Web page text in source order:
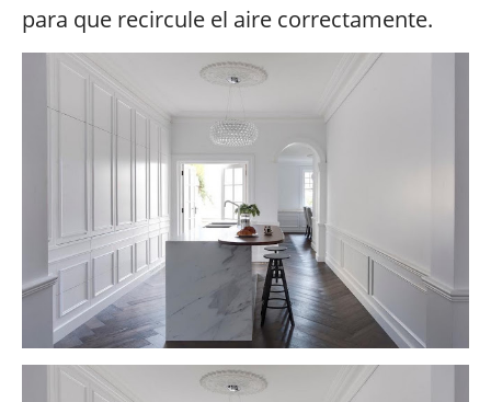
para que recircule el aire correctamente.